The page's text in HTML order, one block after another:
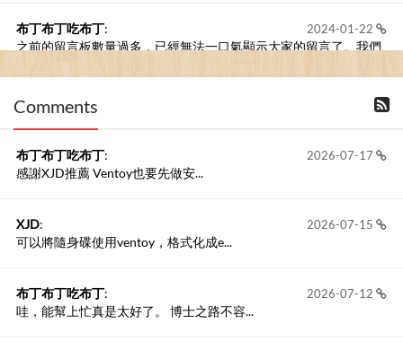
2024-01-22
布丁布丁吃布丁:
之前的留言板數量過多，已經無法一口氣顯示大家的留言了。我們
新開一個訪客留言板吧！
Comments
2026-07-17
布丁布丁吃布丁:
感謝XJD推薦 Ventoy也要先做安...
2026-07-15
XJD:
可以將隨身碟使用ventoy，格式化成e...
2026-07-12
布丁布丁吃布丁:
哇，能幫上忙真是太好了。 博士之路不容...